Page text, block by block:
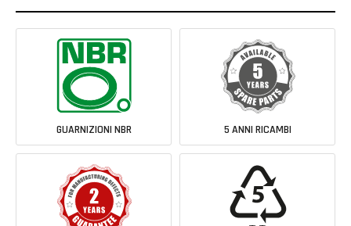
GUARNIZIONI NBR 5 ANNI RICAMBI